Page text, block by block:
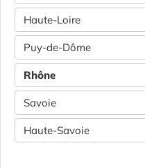
Haute-Loire
Puy-de-Dôme
Rhône
Savoie
Haute-Savoie